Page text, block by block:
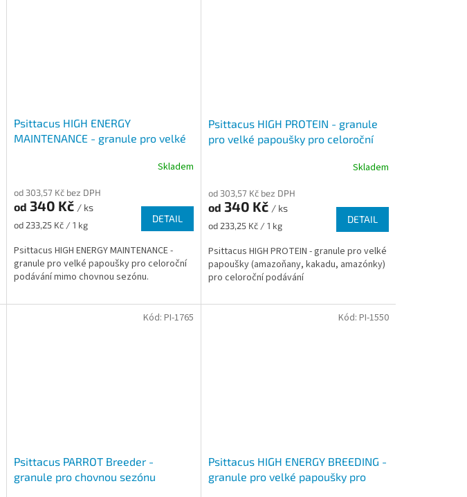
Psittacus HIGH ENERGY
MAINTENANCE - granule pro velké
Skladem
od 303,57 Kč bez DPH
od 340 Kč / ks
Měrná
od 233,25 Kč / 1 kg
DETAIL
Psittacus HIGH ENERGY MAINTENANCE -
granule pro velké papoušky pro celoroční
podávání mimo chovnou sezónu.
Psittacus HIGH PROTEIN - granule
pro velké papoušky pro celoroční
Skladem
od 303,57 Kč bez DPH
od 340 Kč / ks
Měrná
od 233,25 Kč / 1 kg
DETAIL
Psittacus HIGH PROTEIN - granule pro velké
papoušky (amazoňany, kakadu, amazónky)
pro celoroční podávání
Psittacus PARROT Breeder -
granule pro chovnou sezónu
Kód: PI-1765
Psittacus HIGH ENERGY BREEDING -
granule pro velké papoušky pro
Kód: PI-1550